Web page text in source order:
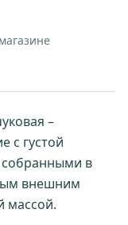
–
с густой
в
внешним
массой.